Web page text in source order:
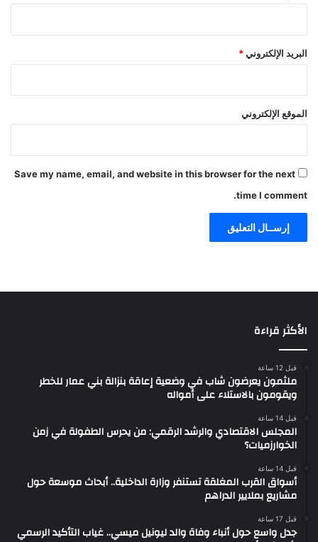
البريد الإلكتروني*
الموقع الإلكتروني
Save my name, email, and website in this browser for the next
time I comment.
الأكثر قراءة
قبل 12 ساعة
ملثمون يعرضون شاب في وضعية إعاقة بنزالة بني عمار للخطر
ويقومون بالاستلاء على أمواله
قبل 14 ساعة
المجلس الاقتصادي والرشد الرقمي: من يحرس الطفولة في زمن
الخوارزميات؟
قبل 14 ساعة
أسواق القرب المغلقة تستنفر وزارة الداخلية.. أبحاث موسعة حول
مشاريع بملايير الدراهم
قبل 17 ساعة
جدل واسع حول أنباء وفاة والد ليونيل ميسي.. غياب التأكيد الرسمي